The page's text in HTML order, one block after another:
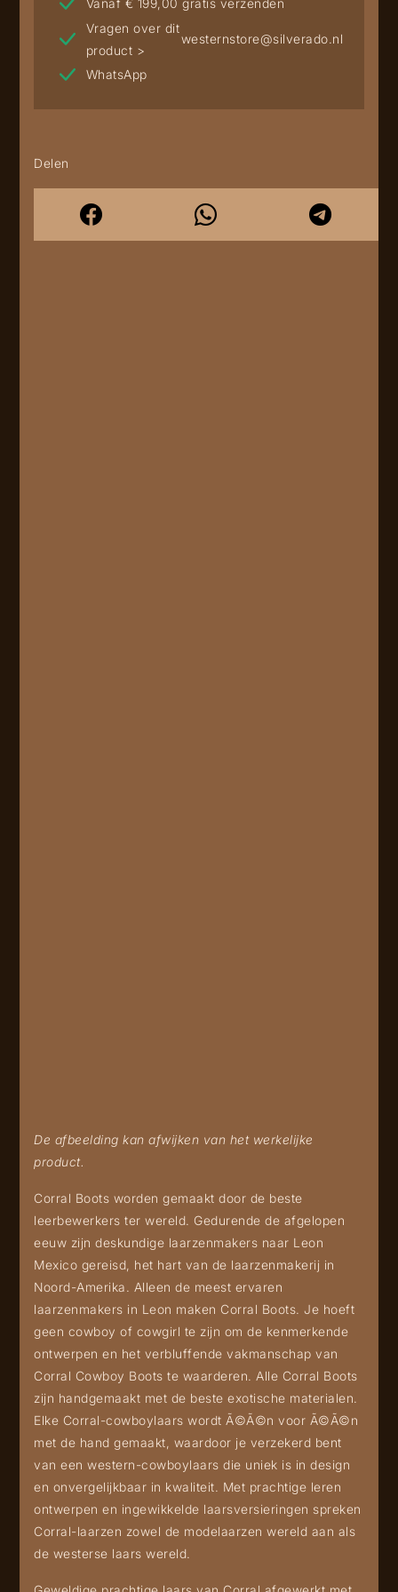
De afbeelding kan afwijken van het werkelijke
product.
Vanaf € 199,00 gratis verzenden
Vragen over dit
product >
westernstore@silverado.nl
WhatsApp
Delen
Corral Boots worden gemaakt door de beste
leerbewerkers ter wereld. Gedurende de afgelopen
eeuw zijn deskundige laarzenmakers naar Leon
Mexico gereisd, het hart van de laarzenmakerij in
Noord-Amerika. Alleen de meest ervaren
laarzenmakers in Leon maken Corral Boots. Je hoeft
geen cowboy of cowgirl te zijn om de kenmerkende
ontwerpen en het verbluffende vakmanschap van
Corral Cowboy Boots te waarderen. Alle Corral Boots
zijn handgemaakt met de beste exotische materialen.
Elke Corral-cowboylaars wordt Ã©Ã©n voor Ã©Ã©n
met de hand gemaakt, waardoor je verzekerd bent
van een western-cowboylaars die uniek is in design
en onvergelijkbaar in kwaliteit. Met prachtige leren
ontwerpen en ingewikkelde laarsversieringen spreken
Corral-laarzen zowel de modelaarzen wereld aan als
de westerse laars wereld.